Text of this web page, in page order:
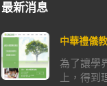
最新消息
中華禮儀
為了讓學
上，得